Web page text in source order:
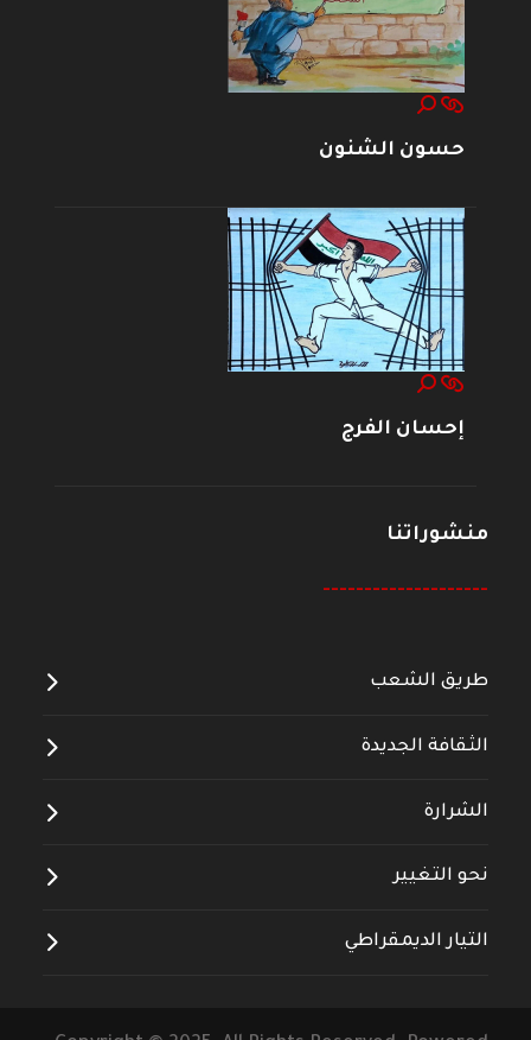
حسون الشنون
إحسان الفرج
منشوراتنا
--------------------
طريق الشعب
الثقافة الجديدة
الشرارة
نحو التغيير
التيار الديمقراطي